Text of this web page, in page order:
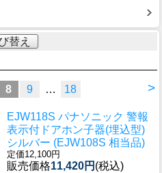
替え
>
8 9 … 18
EJW118S パナソニック 警報
表示付ドアホン子器(埋込型)
シルバー (EJW108S 相当品)
定価12,100円
販売価格11,420円 (税込)